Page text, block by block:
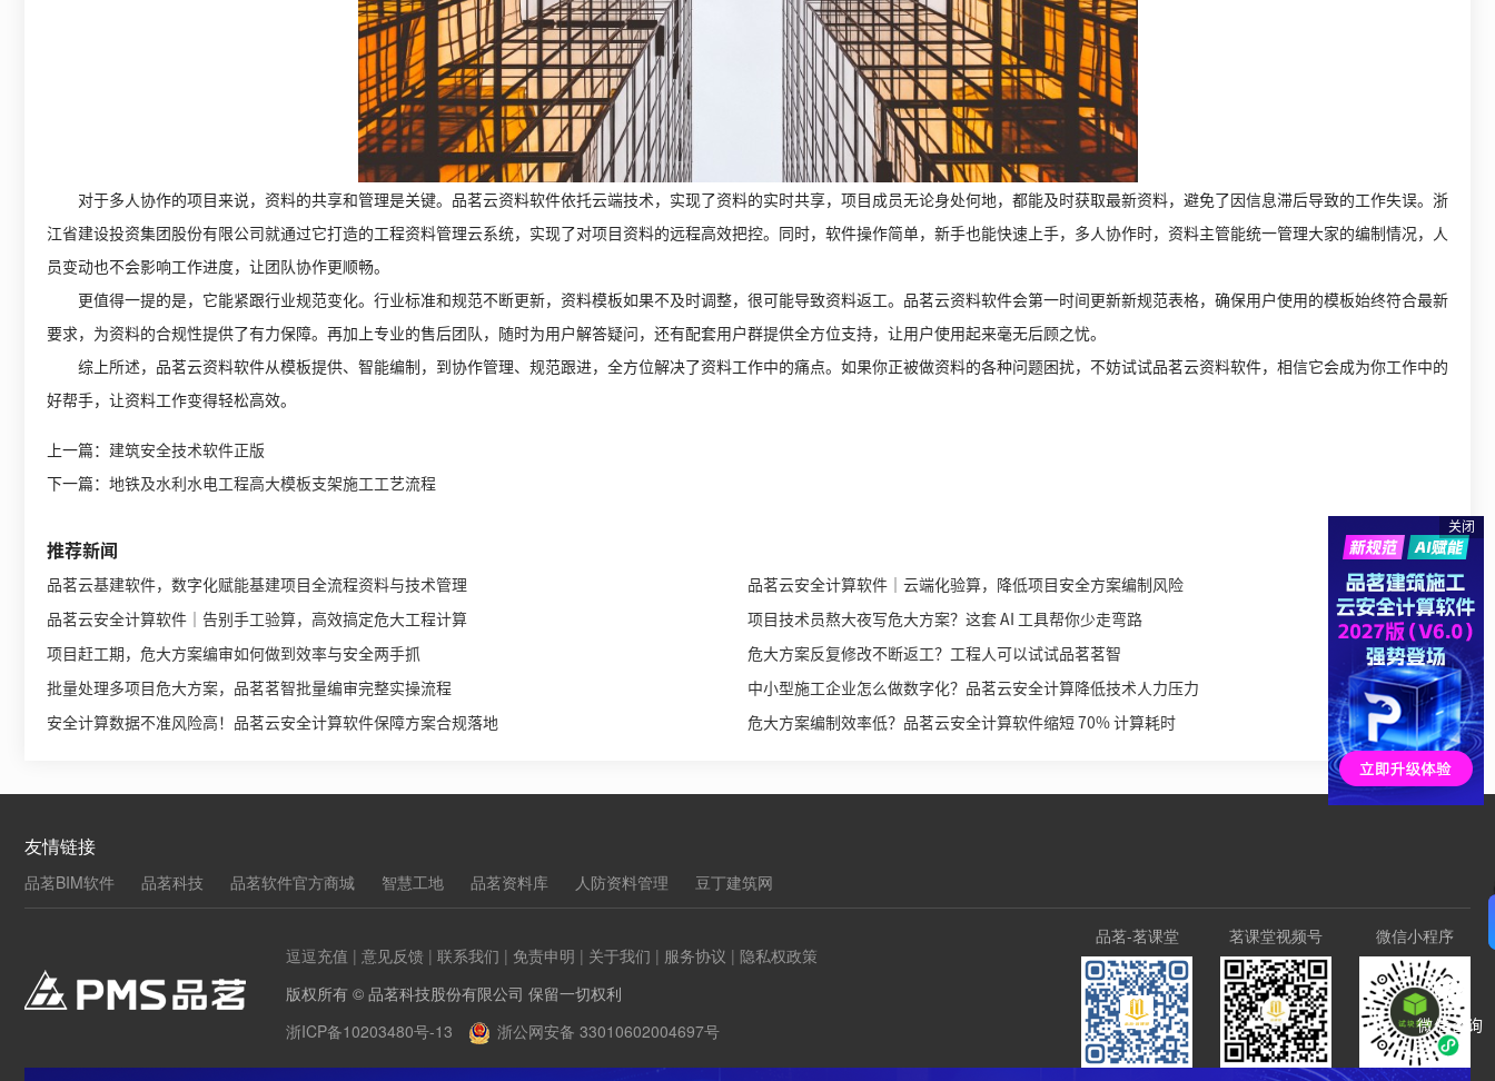
对于多人协作的项目来说，资料的共享和管理是关键。品茗云资料软件依托云端技术，实现了资料的实时共享，项目成员无论身处何地，都能及时获取最新资料，避免了因信息滞后导致的工作失误。浙
江省建设投资集团股份有限公司就通过它打造的工程资料管理云系统，实现了对项目资料的远程高效把控。同时，软件操作简单，新手也能快速上手，多人协作时，资料主管能统一管理大家的编制情况，人
员变动也不会影响工作进度，让团队协作更顺畅。
更值得一提的是，它能紧跟行业规范变化。行业标准和规范不断更新，资料模板如果不及时调整，很可能导致资料返工。品茗云资料软件会第一时间更新新规范表格，确保用户使用的模板始终符合最新
要求，为资料的合规性提供了有力保障。再加上专业的售后团队，随时为用户解答疑问，还有配套用户群提供全方位支持，让用户使用起来毫无后顾之忧。
综上所述，品茗云资料软件从模板提供、智能编制，到协作管理、规范跟进，全方位解决了资料工作中的痛点。如果你正被做资料的各种问题困扰，不妨试试品茗云资料软件，相信它会成为你工作中的
好帮手，让资料工作变得轻松高效。
上一篇： 建筑安全技术软件正版
下一篇： 地铁及水利水电工程高大模板支架施工工艺流程
推荐新闻
品茗云基建软件，数字化赋能基建项目全流程资料与技术管理
品茗云安全计算软件｜云端化验算，降低项目安全方案编制风险
品茗云安全计算软件｜告别手工验算，高效搞定危大工程计算
项目技术员熬大夜写危大方案？这套 AI 工具帮你少走弯路
项目赶工期，危大方案编审如何做到效率与安全两手抓
危大方案反复修改不断返工？工程人可以试试品茗茗智
批量处理多项目危大方案，品茗茗智批量编审完整实操流程
中小型施工企业怎么做数字化？品茗云安全计算降低技术人力压力
安全计算数据不准风险高！品茗云安全计算软件保障方案合规落地
危大方案编制效率低？品茗云安全计算软件缩短 70% 计算耗时
友情链接
品茗BIM软件 品茗科技 品茗软件官方商城 智慧工地 品茗资料库 人防资料管理 豆丁建筑网
逗逗充值 | 意见反馈 | 联系我们 | 免责申明 | 关于我们 | 服务协议 | 隐私权政策
版权所有 © 品茗科技股份有限公司 保留一切权利
浙ICP备10203480号-13
浙公网安备 33010602004697号
品茗-茗课堂 茗课堂视频号 微信小程序
微信咨询
关闭